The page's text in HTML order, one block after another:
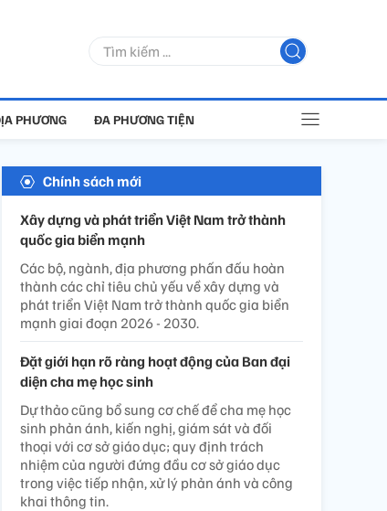
PHƯƠNG ĐA PHƯƠNG TIỆN
Chính sách mới
Xây dựng và phát triển Việt Nam trở thành
quốc gia biển mạnh
Các bộ, ngành, địa phương phấn đấu hoàn
thành các chỉ tiêu chủ yếu về xây dựng và
phát triển Việt Nam trở thành quốc gia biển
mạnh giai đoạn 2026 - 2030.
Đặt giới hạn rõ ràng hoạt động của Ban đại
diện cha mẹ học sinh
Dự thảo cũng bổ sung cơ chế để cha mẹ học
sinh phản ánh, kiến nghị, giám sát và đối
thoại với cơ sở giáo dục; quy định trách
nhiệm của người đứng đầu cơ sở giáo dục
trong việc tiếp nhận, xử lý phản ánh và công
khai thông tin.